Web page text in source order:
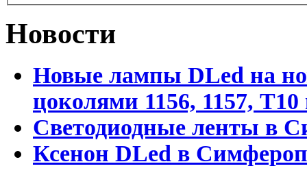
Новости
Новые лампы DLed на
цоколями 1156, 1157,
Светодиодные ленты в
Ксенон DLed в